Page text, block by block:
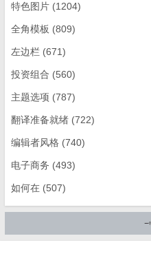
特色图片 (1204)
全角模板 (809)
左边栏 (671)
投资组合 (560)
主题选项 (787)
翻译准备就绪 (722)
编辑者风格 (740)
电子商务 (493)
如何在 (507)